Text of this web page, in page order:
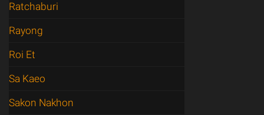
Ratchaburi
Rayong
Roi Et
Sa Kaeo
Sakon Nakhon